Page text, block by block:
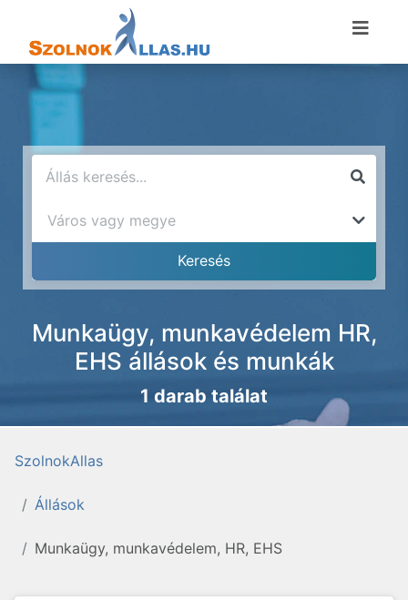
Munkaügy, munkavédelem HR,
EHS állások és munkák
1 darab találat
SzolnokAllas
Állások
Munkaügy, munkavédelem, HR, EHS